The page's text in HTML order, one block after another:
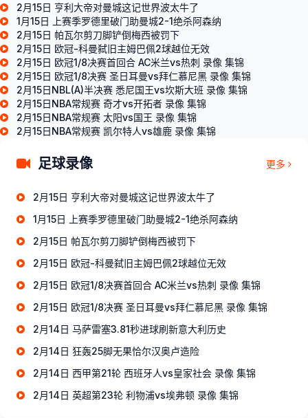
2月15日 亨利大帝对曼城这记世界波太牛了
1月15日 上赛季罗德里破门助曼城2-1绝杀阿森纳
2月15日 帕瓦尔剪刀脚铲倒梅西被罚下
2月15日 欧冠-科曼弑旧主姆巴佩2球越位无效
2月15日 欧冠1/8决赛首回合 AC米兰vs热刺 录像 集锦
2月15日 欧冠1/8决赛 圣日耳曼vs拜仁慕尼黑 录像 集锦
2月15日NBL(A)半决赛 悉尼国王vs坎斯大班 录像 集锦
2月15日NBA常规赛 奇才vs开拓者 录像 集锦
2月15日NBA常规赛 太阳vs国王 录像 集锦
2月15日NBA常规赛 凯尔特人vs雄鹿 录像 集锦
足球录像 更多
2月15日 亨利大帝对曼城这记世界波太牛了
1月15日 上赛季罗德里破门助曼城2-1绝杀阿森纳
2月15日 帕瓦尔剪刀脚铲倒梅西被罚下
2月15日 欧冠-科曼弑旧主姆巴佩2球越位无效
2月15日 欧冠1/8决赛首回合 AC米兰vs热刺 录像 集锦
2月15日 欧冠1/8决赛 圣日耳曼vs拜仁慕尼黑 录像 集锦
2月14日 马萨雷塞3.81秒进球刷新意大利历史
2月14日 狂轰25脚无果恰尔汉奥卢造险
2月14日 西甲第21轮 西班牙人vs皇家社会 录像 集锦
2月14日 英超第23轮 利物浦vs埃弗顿 录像 集锦